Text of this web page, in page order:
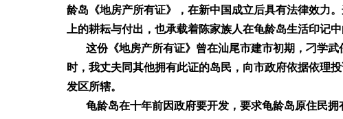
龄岛《地房产所有证》，在新中国成立后具有法律效力
上的耕耘与付出，也承载着陈家族人在龟龄岛生活印记
这份《地房产所有证》曾在汕尾市建市初期，刁学武
时，我丈夫同其他拥有此证的岛民，向市政府依据依理
发区所辖。
龟龄岛在十年前因政府要开发， 要求龟龄岛原住民拥